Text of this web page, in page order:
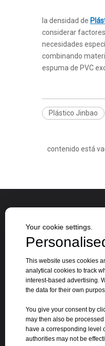
la densidad de
considerar
necesidades
combinando
espuma de PVC
Plástico Jinbao
contenido está
Sobre nosotros
Jinbao Group se
oficina central está
ciudad primaveral
Shandong.
Your cookie settings.
This website uses cookies
analytical cookies to track
interest-based advertising.
the data for their own
You give your consent by
may then also be
have a corresponding level
authorities may not be